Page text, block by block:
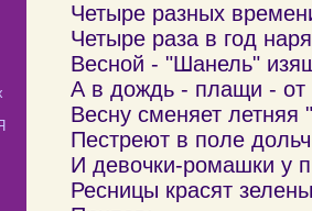
Четыре разных
Четыре раза в год
Весной - "Шанель"
А в дождь - плащи - от
Весну сменяет летняя
Пестреют в поле
И девочки-ромашки у
Ресницы красят